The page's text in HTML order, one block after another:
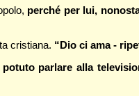
perché per lui,
cristiana. “Dio ci ama -
parlare alla